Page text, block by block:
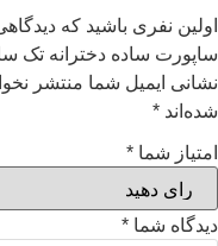
اولین نفری باشید که
ساپورت ساده دخترانه تک
نشانی ایمیل شما منتشر
شده‌اند *
امتیاز شما *
دیدگاه شما *